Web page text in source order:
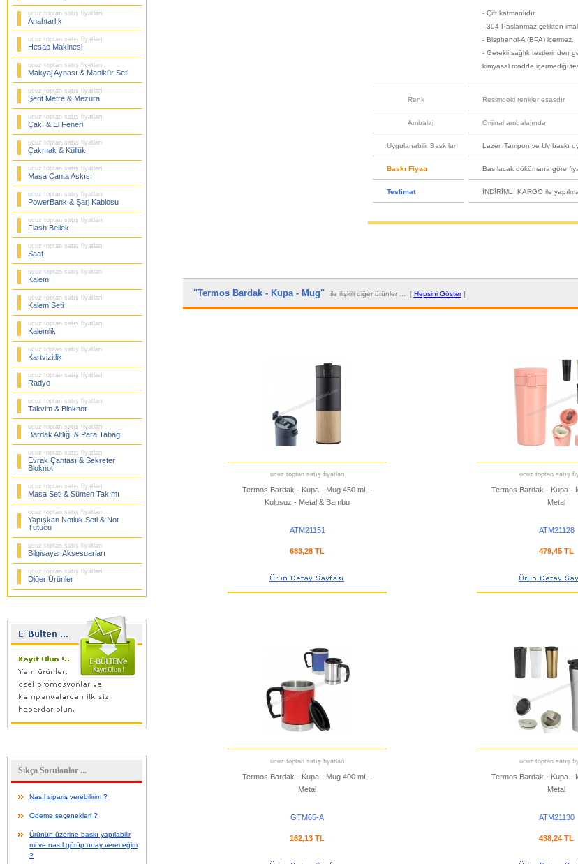
ucuz toptan satış fiyatları
Anahtarlık
ucuz toptan satış fiyatları
Hesap Makinesi
ucuz toptan satış fiyatları
Makyaj Aynası & Manikür Seti
ucuz toptan satış fiyatları
Şerit Metre & Mezura
ucuz toptan satış fiyatları
Çakı & El Feneri
ucuz toptan satış fiyatları
Çakmak & Küllük
ucuz toptan satış fiyatları
Masa Çanta Askısı
ucuz toptan satış fiyatları
PowerBank & Şarj Kablosu
ucuz toptan satış fiyatları
Flash Bellek
ucuz toptan satış fiyatları
Saat
ucuz toptan satış fiyatları
Kalem
ucuz toptan satış fiyatları
Kalem Seti
ucuz toptan satış fiyatları
Kalemlik
ucuz toptan satış fiyatları
Kartvizitlik
ucuz toptan satış fiyatları
Radyo
ucuz toptan satış fiyatları
Takvim & Bloknot
ucuz toptan satış fiyatları
Bardak Altlığı & Para Tabağı
ucuz toptan satış fiyatları
Evrak Çantası & Sekreter
Bloknot
ucuz toptan satış fiyatları
Masa Seti & Sümen Takımı
ucuz toptan satış fiyatları
Yapışkan Notluk Seti & Not
Tutucu
ucuz toptan satış fiyatları
Bilgisayar Aksesuarları
ucuz toptan satış fiyatları
Diğer Ürünler
Sıkça Sorulanlar ...
Nasıl sipariş verebilirim ?
Ödeme seçenekleri ?
Ürünün üzerine baskı yapılabilir
mi ve nasıl görüp onay vereceğim
?
- Çift katmanlıdır.
- 304 Paslanmaz çelikten imal
- Bisphenol-A (BPA) içermez.
- Gerekli sağlık testlerinden
kimyasal madde içermediği
Renk Resimdeki renkler esasdır
Ambalaj Orijinal ambalajında
Uygulanabilir Baskılar Lazer, Tampon ve Uv baskı
Baskı Fiyatı Basılacak dökümana göre
Teslimat İNDİRİMLİ KARGO ile
"Termos Bardak - Kupa - Mug" ile ilişkili diğer ürünler ... [ Hepsini Göster]
ucuz toptan satış fiyatları
Termos Bardak - Kupa - Mug 450 mL -
Kulpsuz - Metal & Bambu
ATM21151
683,28 TL
ucuz toptan satış
Termos Bardak - Kupa -
Metal
ATM21128
479,45 TL
ucuz toptan satış fiyatları
Termos Bardak - Kupa - Mug 400 mL -
Metal
GTM65-A
162,13 TL
ucuz toptan satış
Termos Bardak - Kupa -
Metal
ATM21130
438,24 TL